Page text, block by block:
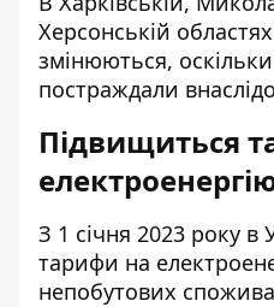
Херсонській
змінюються,
постраждали
Підвищиться
З 1 січня 2023 року в
тарифи на
непобутових